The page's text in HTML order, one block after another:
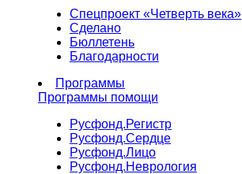
Спецпроект «Четверть века»
Сделано
Бюллетень
Благодарности
Программы
Программы помощи
Русфонд.Регистр
Русфонд.Сердце
Русфонд.Лицо
Русфонд.Неврология